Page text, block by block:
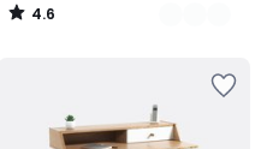
4.6
/